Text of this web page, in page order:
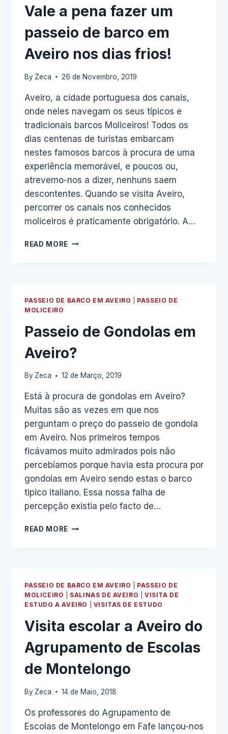
Vale a pena fazer um
passeio de barco em
Aveiro nos dias frios!
By Zeca 26 de Novembro, 2019
Aveiro, a cidade portuguesa dos canais,
onde neles navegam os seus típicos e
tradicionais barcos Moliceiros! Todos os
dias centenas de turistas embarcam
nestes famosos barcos à procura de uma
experiência memorável, e poucos ou,
atrevemo-nos a dizer, nenhuns saem
descontentes. Quando se visita Aveiro,
percorrer os canais nos conhecidos
moliceiros é praticamente obrigatório. A…
READ MORE VALE
EM
AVEIRO
NOS
DIAS
PASSEIO DE BARCO EM AVEIRO
PASSEIO DE
MOLICEIRO
Passeio de Gondolas em
Aveiro?
By Zeca 12 de Março, 2019
Está à procura de gondolas em Aveiro?
Muitas são as vezes em que nos
perguntam o preço do passeio de gondola
em Aveiro. Nos primeiros tempos
ficávamos muito admirados pois não
percebíamos porque havia esta procura por
gondolas em Aveiro sendo estas o barco
tipico italiano. Essa nossa falha de
percepção existia pelo facto de…
READ MORE PASSEIO
PASSEIO DE BARCO EM AVEIRO
PASSEIO DE
MOLICEIRO
SALINAS DE AVEIRO |VISITA DE
ESTUDO A AVEIRO
VISITAS DE ESTUDO
Visita escolar a Aveiro do
Agrupamento de Escolas
de Montelongo
By Zeca 14 de Maio, 2018
Os professores do Agrupamento de
Escolas de Montelongo em Fafe lançou-nos